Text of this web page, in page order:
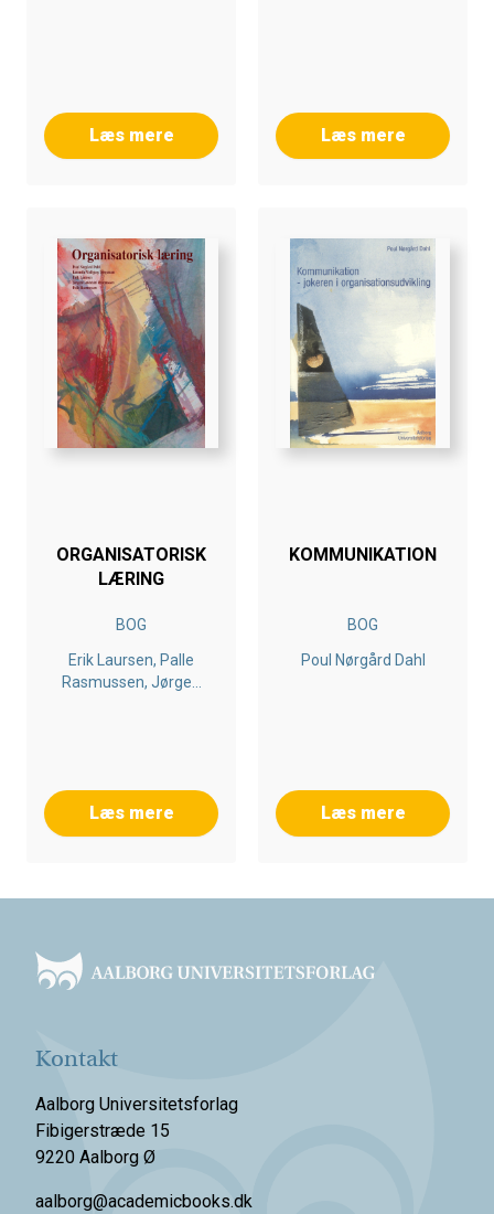
Læs mere Læs mere
ORGANISATORISK
LÆRING
BOG
Erik Laursen, Palle
Rasmussen, Jørgen
Læs mere
KOMMUNIKATION
BOG
Poul Nørgård Dahl
Læs mere
Kontakt
Aalborg Universitetsforlag
Fibigerstræde 15
9220 Aalborg Ø
aalborg@academicbooks.dk